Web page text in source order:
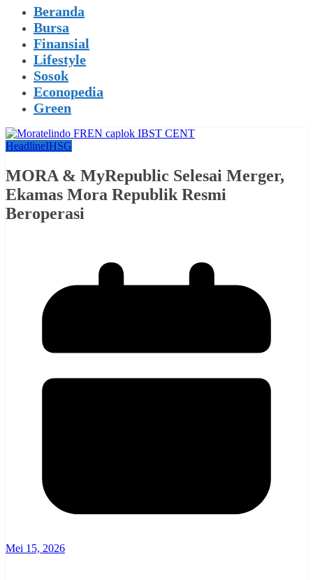
Beranda
Bursa
Finansial
Lifestyle
Sosok
Econopedia
Green
HeadlineIHSG
MORA & MyRepublic Selesai Merger,
Ekamas Mora Republik Resmi
Beroperasi
Mei 15, 2026